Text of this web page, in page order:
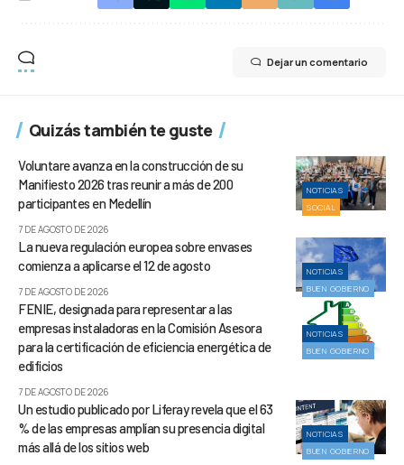
Dejar un comentario
Quizás también te guste
NOTICIAS
SOCIAL
Voluntare avanza en la construcción de su
Manifiesto 2026 tras reunir a más de 200
participantes en Medellín
7 DE AGOSTO DE 2026
NOTICIAS
BUEN GOBIERNO
La nueva regulación europea sobre envases
comienza a aplicarse el 12 de agosto
7 DE AGOSTO DE 2026
NOTICIAS
BUEN GOBIERNO
FENIE, designada para representar a las
empresas instaladoras en la Comisión Asesora
para la certificación de eficiencia energética de
edificios
7 DE AGOSTO DE 2026
NOTICIAS
BUEN GOBIERNO
Un estudio publicado por Liferay revela que el 63
% de las empresas amplían su presencia digital
más allá de los sitios web